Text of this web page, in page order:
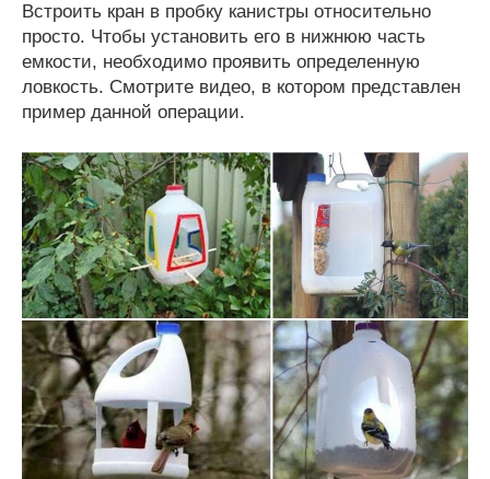
Встроить кран в пробку канистры относительно
просто. Чтобы установить его в нижнюю часть
емкости, необходимо проявить определенную
ловкость. Смотрите видео, в котором представлен
пример данной операции.